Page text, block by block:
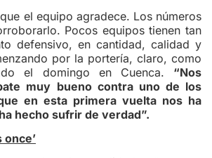
el equipo agradece. Los números
Pocos equipos tienen tan
defensivo, en cantidad, calidad y
por la portería, claro, como
el domingo en Cuenca. “Nos
muy bueno contra uno de los
en esta primera vuelta nos ha
hecho sufrir de verdad”.
once’